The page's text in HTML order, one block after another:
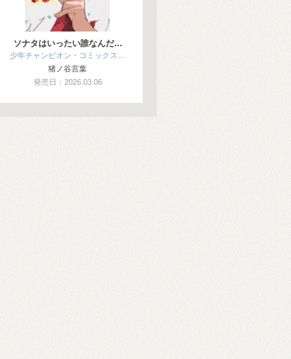
ソナタはいったい誰なんだ…
少年チャンピオン・コミックス…
猪ノ谷言葉
発売日：2026.03.06